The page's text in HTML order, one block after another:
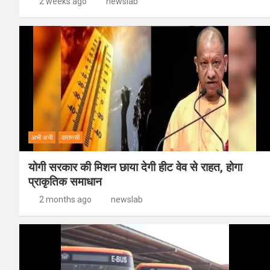
अभी अभी वाराणसी
योगी सरकार की मिशन छाया देगी हीट वेव से राहत, होगा
प्राकृतिक समाधान
2 months ago newslab